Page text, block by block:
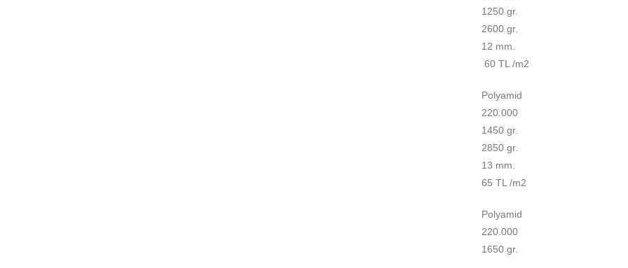
1250 gr.
2600 gr.
12 mm.
60 TL /m2
Polyamid
220.000
1450 gr.
2850 gr.
13 mm.
65 TL /m2
Polyamid
220.000
1650 gr.